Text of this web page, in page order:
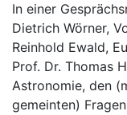
In einer
Dietrich Wörner,
Reinhold Ewald,
Prof. Dr. Thomas
Astronomie, den
gemeinten)